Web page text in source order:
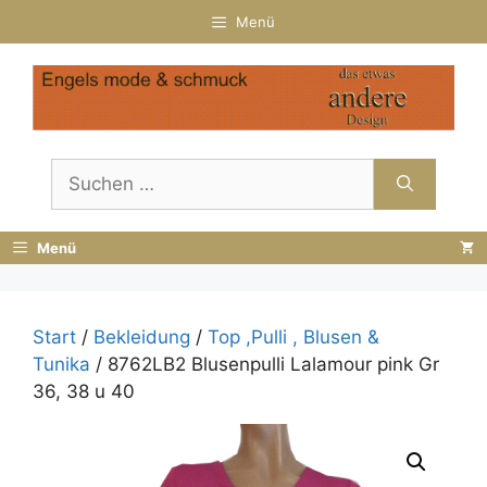
Inhalt
springen
Menü
nach:
Menü
Start / Bekleidung / Top ,Pulli , Blusen &
Tunika / 8762LB2 Blusenpulli Lalamour pink Gr
36, 38 u 40